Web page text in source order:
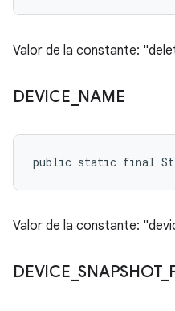
Valor de la constante:
DEVICE NAME
public static final
Valor de la constante:
DEVICE _SNAPSHOT_